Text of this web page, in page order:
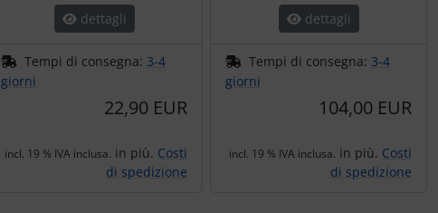
dettagli
Tempi di consegna: 3-4
giorni
22,90 EUR
incl. 19 % IVA inclusa. in più. Costi
di spedizione
dettagli
Tempi di consegna: 3-4
giorni
104,00 EUR
incl. 19 % IVA inclusa. in più. Costi
di spedizione